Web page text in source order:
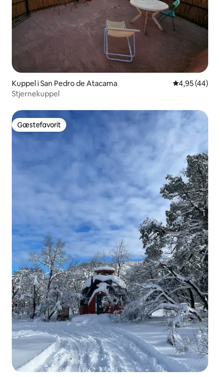
Kuppel i San Pedro de Atacama 4,95 ud af 5 i
4,95 (44)
Stjernekuppel
Gæstefavorit
Gæstefavorit